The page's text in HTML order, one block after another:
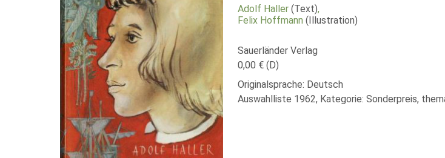
Adolf Haller (Text),
Felix Hoffmann (Illustration)
Sauerländer Verlag
0,00 € (D)
Originalsprache: Deutsch
Auswahlliste 1962, Kategorie: Sonderpreis,